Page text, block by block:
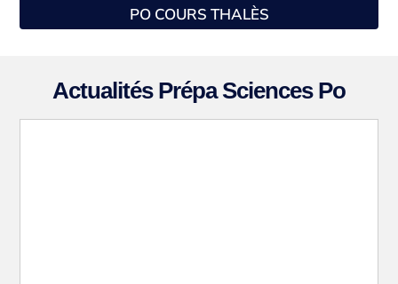
PO COURS THALÈS
Actualités Prépa Sciences Po